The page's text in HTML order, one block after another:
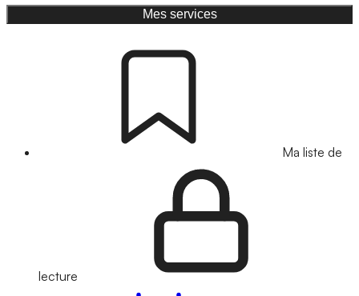
Mes services
Ma liste de
lecture